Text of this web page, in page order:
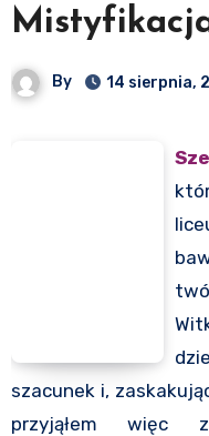
By 14 sierpnia,
szacunek i,
przyjąłem więc